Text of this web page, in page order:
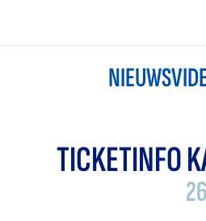
NIEUWS
TICKETINFO